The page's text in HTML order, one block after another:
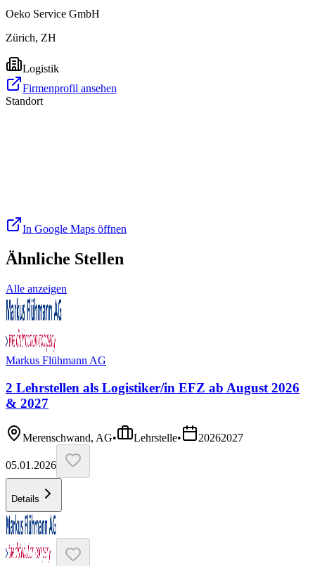
Oeko Service GmbH
Zürich, ZH
Logistik
Firmenprofil ansehen
Standort
In Google Maps öffnen
Ähnliche Stellen
Alle anzeigen
Markus Flühmann AG
2 Lehrstellen als Logistiker/in EFZ ab August 2026
& 2027
Merenschwand, AG• Lehrstelle• 20262027
05.01.2026
Details